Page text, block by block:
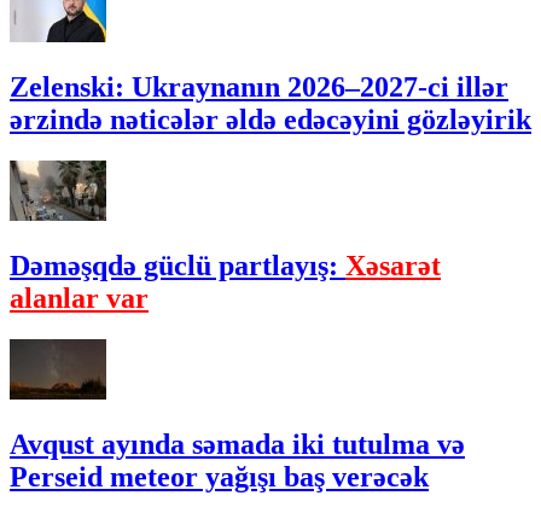
Zelenski: Ukraynanın 2026–2027-ci illər
ərzində nəticələr əldə edəcəyini gözləyirik
Dəməşqdə güclü partlayış: Xəsarət
alanlar var
Avqust ayında səmada iki tutulma və
Perseid meteor yağışı baş verəcək